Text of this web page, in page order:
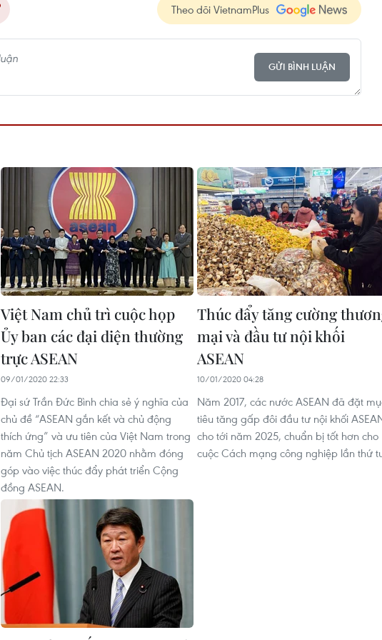
Theo dõi VietnamPlus
GỬI BÌNH LUẬN
Việt Nam chủ trì cuộc họp
Ủy ban các đại diện thường
trực ASEAN
09/01/2020 22:33
Đại sứ Trần Đức Bình chia sẻ ý nghĩa của
chủ đề “ASEAN gắn kết và chủ động
thích ứng” và ưu tiên của Việt Nam trong
năm Chủ tịch ASEAN 2020 nhằm đóng
góp vào việc thúc đẩy phát triển Cộng
đồng ASEAN.
Thúc đẩy tăng cường
mại và đầu tư nội khối
ASEAN
10/01/2020 04:28
Năm 2017, các nước ASEAN đã đặt
tiêu tăng gấp đôi đầu tư nội khối
cho tới năm 2025, chuẩn bị tốt hơn cho
cuộc Cách mạng công nghiệp lần thứ